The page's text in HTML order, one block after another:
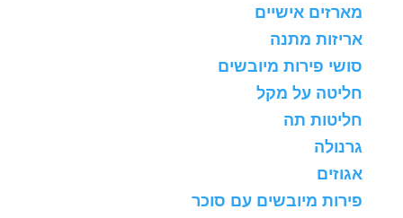
מארזים אישיים
אריזות מתנה
סושי פירות מיובשים
חליטה על מקל
חליטות תה
גרנולה
אגוזים
פירות מיובשים עם סוכר